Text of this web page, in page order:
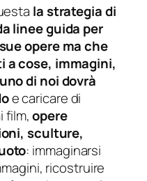
la strategia di
linee guida per
opere ma che
a cose, immagini,
di noi dovrà
e caricare di
film,opere
sculture,
: immaginarsi
ricostruire